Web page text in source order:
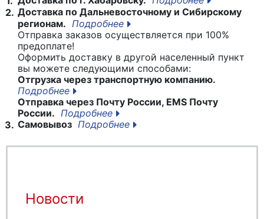
2. Доставка по Дальневосточному и Сибирскому
регионам. Подробнее
Отправка заказов осуществляется при 100%
предоплате!
Оформить доставку в другой населенный пункт
вы можете следующими способами:
Отгрузка через транспортную компанию.
Подробнее
Отправка через Почту России, EMS Почту
России. Подробнее
3. Самовывоз Подробнее
Новости